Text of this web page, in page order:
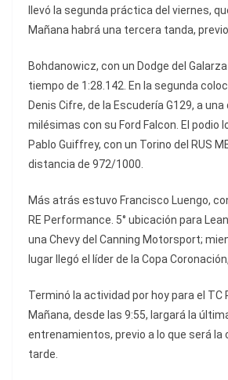
llevó la segunda práctica del viernes,
Mañana habrá una tercera tanda,
Bohdanowicz, con un Dodge del
tiempo de 1:28.142. En la segunda
Denis Cifre, de la Escudería G129, a
milésimas con su Ford Falcon. El podio
Pablo Guiffrey, con un Torino del RUS
distancia de 972/1000.
Más atrás estuvo Francisco Luengo,
RE Performance. 5° ubicación para
una Chevy del Canning Motorsport;
lugar llegó el líder de la Copa
Terminó la actividad por hoy para el TC
Mañana, desde las 9:55, largará la
entrenamientos, previo a lo que será la
tarde.